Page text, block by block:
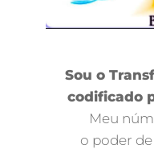
Sou o
codificado
Meu
o poder